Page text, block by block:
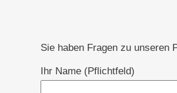
Sie haben Fragen zu unseren
Ihr Name (Pflichtfeld)